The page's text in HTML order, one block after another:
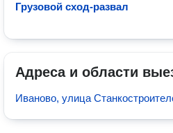
Грузовой сход-развал
Адреса и области
Иваново, улица